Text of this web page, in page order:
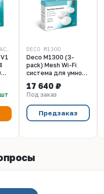
DECO M4 V1 (3-PACK)
DECO M1300
Deco M1300 (3-
pack) Mesh Wi-Fi
система для умного
17 640 ₽
Под заказ
Предзаказ